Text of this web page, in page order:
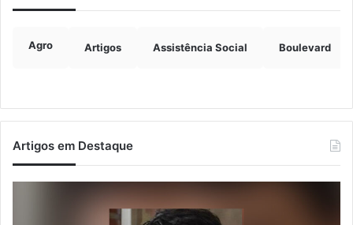
Agro Artigos Assistência Social Boulevard
Artigos em Destaque